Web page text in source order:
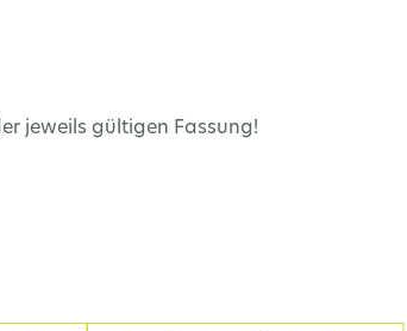
jeweils gültigen Fassung!